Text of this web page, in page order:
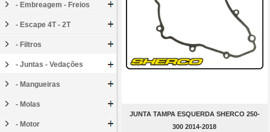
- Embreagem - Freios
- Escape 4T - 2T
- Filtros
- Juntas - Vedações
- Mangueiras
- Molas
- Motor
JUNTA TAMPA ESQUERDA SHERCO 250-
300 2014-2018